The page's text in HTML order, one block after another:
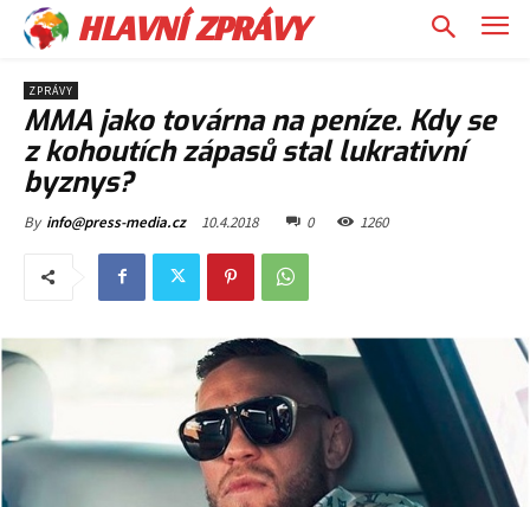
HLAVNÍ ZPRÁVY
ZPRÁVY
MMA jako továrna na peníze. Kdy se
z kohoutích zápasů stal lukrativní
byznys?
By info@press-media.cz 10.4.2018 0 1260